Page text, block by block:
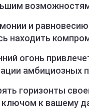
и
находить
огонь
амбициозных
горизонты
ключом к вашему